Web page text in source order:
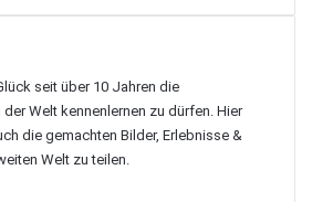
seit über 10 Jahren die
Welt kennenlernen zu dürfen. Hier
die gemachten Bilder, Erlebnisse &
Welt zu teilen.